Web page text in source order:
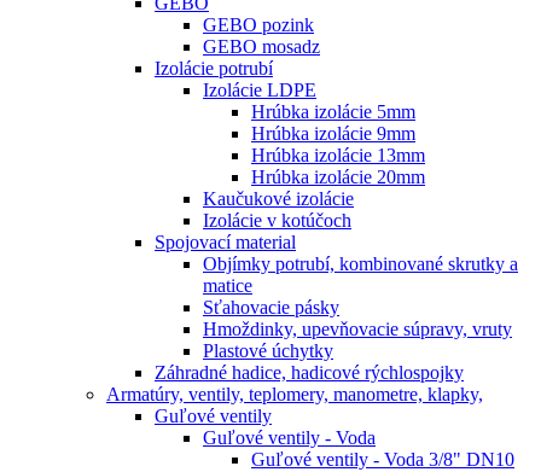
GEBO pozink
GEBO mosadz
Izolácie potrubí
Izolácie LDPE
Hrúbka izolácie 5mm
Hrúbka izolácie 9mm
Hrúbka izolácie 13mm
Hrúbka izolácie 20mm
Kaučukové izolácie
Izolácie v kotúčoch
Spojovací material
Objímky potrubí, kombinované skrutky a
matice
Sťahovacie pásky
Hmoždinky, upevňovacie súpravy, vruty
Plastové úchytky
Záhradné hadice, hadicové rýchlospojky
Armatúry, ventily, teplomery, manometre, klapky,
Guľové ventily
Guľové ventily - Voda
Guľové ventily - Voda 3/8" DN10